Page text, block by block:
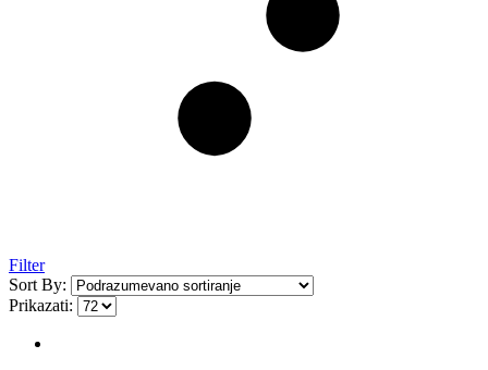
Filter
Sort By:
Prikazati: